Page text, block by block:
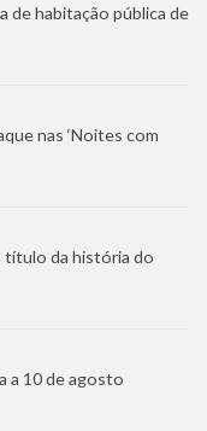
de habitação pública de
nas ‘Noites com
título da história do
a 10 de agosto